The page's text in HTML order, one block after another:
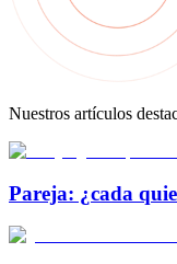
Nuestros artículos
Pareja: ¿cada